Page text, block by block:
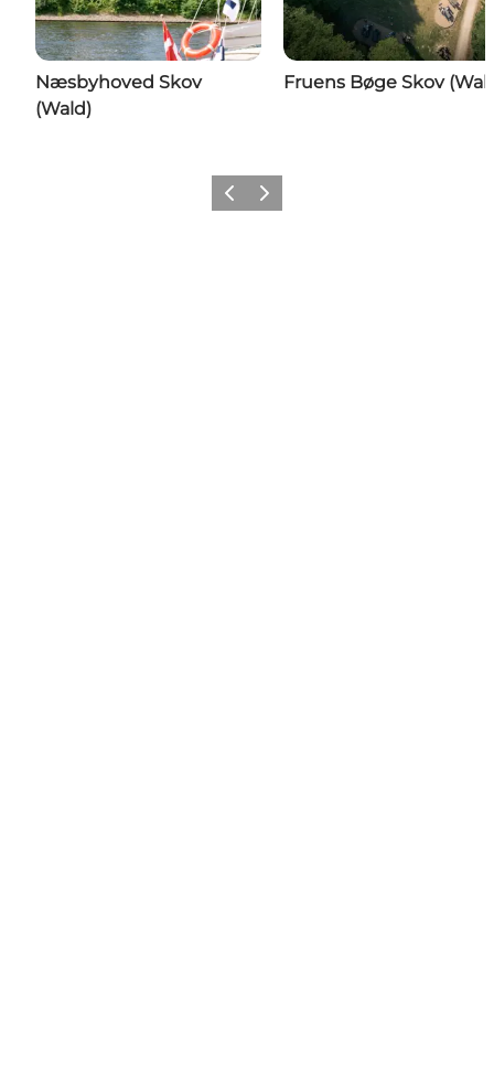
Næsbyhoved Skov
(Wald)
Fruens Bøge Skov
ZurückWeiter